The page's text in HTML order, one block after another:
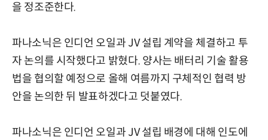
을 정조준한다.
파나소닉은 인디언 오일과 JV 설립 계약을 체결하고 투
자 논의를 시작했다고 밝혔다. 양사는 배터리 기술 활용
법을 협의할 예정으로 올해 여름까지 구체적인 협력 방
안을 논의한 뒤 발표하겠다고 덧붙였다.
파나소닉은 인디언 오일과 JV 설립 배경에 대해 인도에